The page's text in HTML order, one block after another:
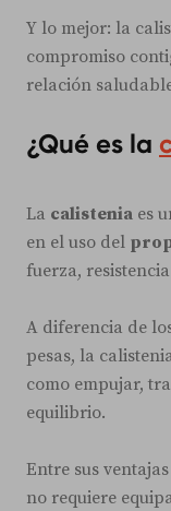
Y lo mejor: la
compromiso
relación
¿Qué es la
La calistenia es
en el uso del
fuerza,
A diferencia de
pesas, la
como empujar,
equilibrio.
Entre sus
no requiere